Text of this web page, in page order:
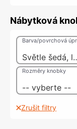
Nábytková
Světle
Barva/povrchová
-- vyberte --
Rozměry knobky
Zrušit filtry